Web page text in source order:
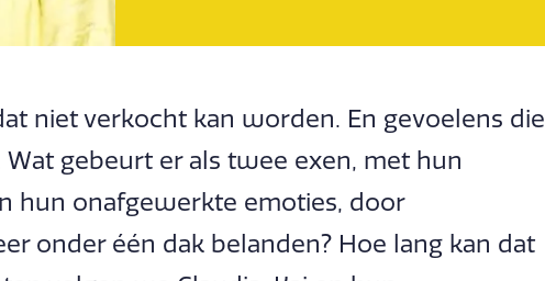
niet verkocht kan worden. En gevoelens die
gebeurt er als twee exen, met hun
hun onafgewerkte emoties, door
onder één dak belanden? Hoe lang kan dat